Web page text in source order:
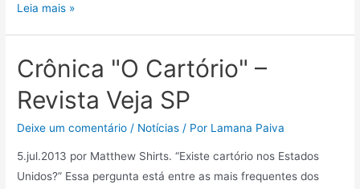
Leia mais »
Crônica "O Cartório" –
Revista Veja SP
Deixe um comentário / Notícias / Por Lamana Paiva
5.jul.2013 por Matthew Shirts. “Existe cartório nos Estados
Unidos?” Essa pergunta está entre as mais frequentes dos